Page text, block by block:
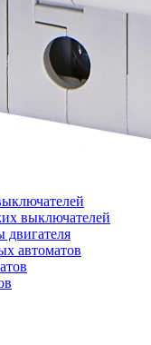
выключателей
двигателя
автоматов